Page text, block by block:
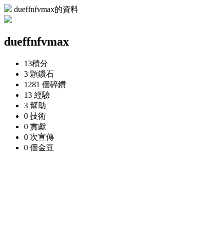
dueffnfvmax的資料
dueffnfvmax
13積分
3 顆鑽石
1281 個碎鑽
13 經驗
3 幫助
0 技術
0 貢獻
0 次宣傳
0 個金豆